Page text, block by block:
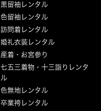
黒留袖レンタル
色留袖レンタル
訪問着レンタル
婚礼衣装レンタル
産着・お宮参り
七五三着物・十三詣りレンタ
ル
色無地レンタル
卒業袴レンタル